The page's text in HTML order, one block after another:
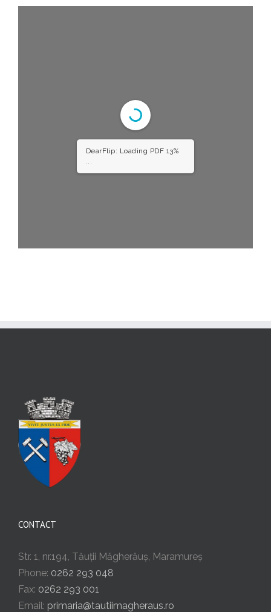
DearFlip: Loading PDF 13%
CONTACT
Str. 1, nr.194, Tăuții Măgherăuș, Maramureș
Phone: 0262 293 048
Fax: 0262 293 001
Email: primaria@tautiimagheraus.ro